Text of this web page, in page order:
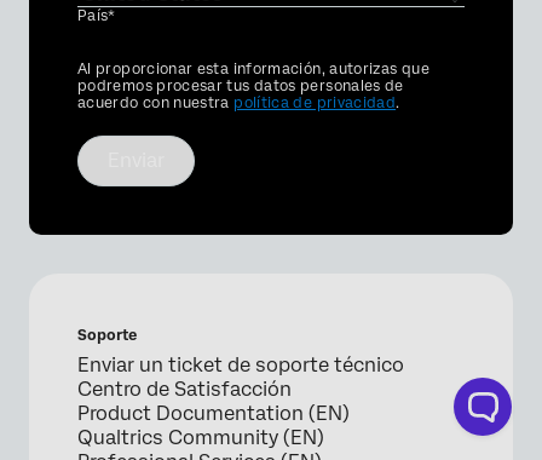
País*
Privacy
Optin
Al proporcionar esta información, autorizas que
podremos procesar tus datos personales de
acuerdo con nuestra política de privacidad.
Soporte
Enviar un ticket de soporte técnico
Centro de Satisfacción
Product Documentation (EN)
Qualtrics Community (EN)